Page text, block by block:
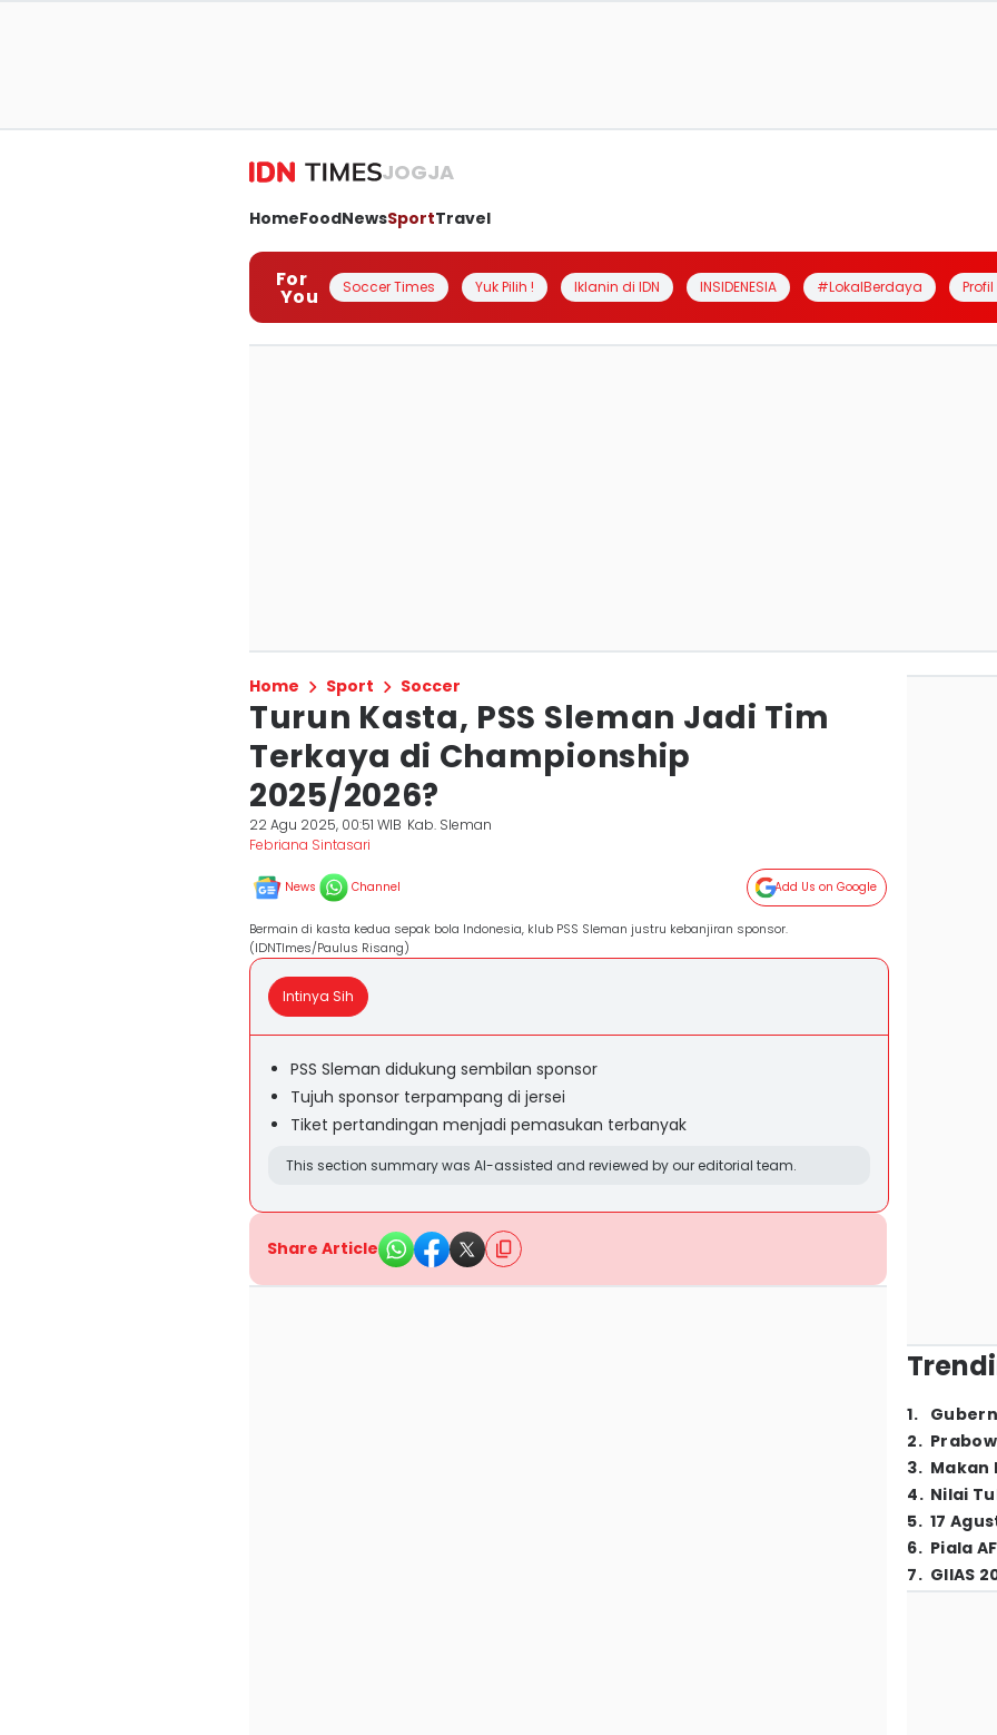
JOGJA
HomeFoodNewsSportTravel
For
You Soccer Times Yuk Pilih ! Iklanin di IDN INSIDENESIA #LokalBerdaya
Home Sport Soccer
Turun Kasta, PSS Sleman Jadi Tim
Terkaya di Championship
2025/2026?
22 Agu 2025, 00:51 WIB Kab. Sleman
Febriana Sintasari
News Channel Add Us on Google
Bermain di kasta kedua sepak bola Indonesia, klub PSS Sleman justru kebanjiran sponsor.
(IDNTImes/Paulus Risang)
Intinya Sih
PSS Sleman didukung sembilan sponsor
Tujuh sponsor terpampang di jersei
Tiket pertandingan menjadi pemasukan terbanyak
This section summary was AI-assisted and reviewed by our editorial team.
Share Article
1.
2.
3. Makan
4. Nilai
5. 17
6. Piala
7. GIIAS